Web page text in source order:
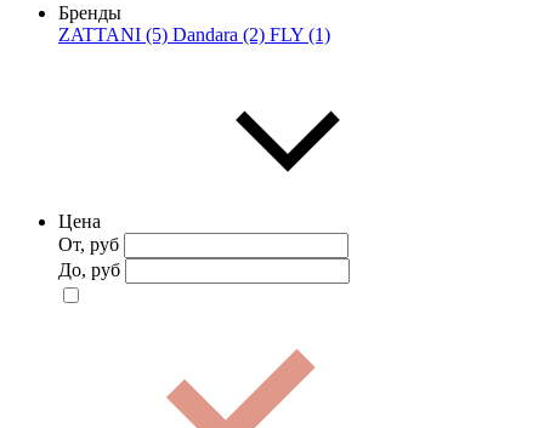
Бренды
ZATTANI (5) Dandara (2) FLY (1)
Цена
От, руб
До, руб